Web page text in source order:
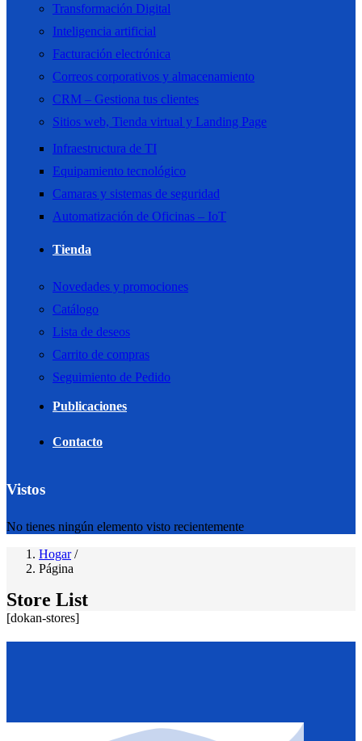
Transformación Digital
Inteligencia artificial
Facturación electrónica
Correos corporativos y almacenamiento
CRM – Gestiona tus clientes
Sitios web, Tienda virtual y Landing Page
Infraestructura de TI
Equipamiento tecnológico
Camaras y sistemas de seguridad
Automatización de Oficinas – IoT
Tienda
Novedades y promociones
Catálogo
Lista de deseos
Carrito de compras
Seguimiento de Pedido
Publicaciones
Contacto
Vistos
No tienes ningún elemento visto recientemente
Hogar/
Página
Store List
[dokan-stores]